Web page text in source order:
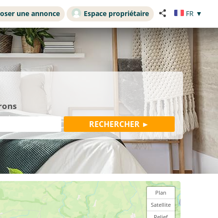
une annonce Espace propriétaire FR ▼
Plan
Satellite